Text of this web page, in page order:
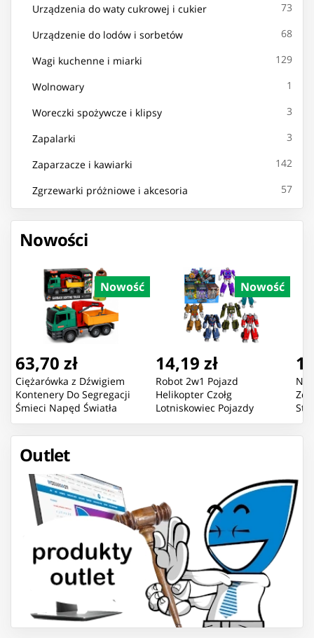
Urządzenia do waty cukrowej i cukier 73
Urządzenie do lodów i sorbetów 68
Wagi kuchenne i miarki 129
Wolnowary 1
Woreczki spożywcze i klipsy 3
Zapalarki 3
Zaparzacze i kawiarki 142
Zgrzewarki próżniowe i akcesoria 57
Nowości
Nowość
63,70 zł
Ciężarówka z Dźwigiem
Kontenery Do Segregacji
Śmieci Napęd Światła
Dźwięk
Nowość
14,19 zł
Robot 2w1 Pojazd
Helikopter Czołg
Lotniskowiec Pojazdy
Bojowe Mix
Outlet